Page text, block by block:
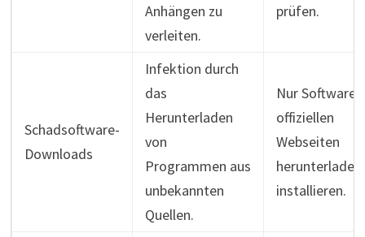
Anhängen zu
verleiten.
prüfen.
Schadsoftware-
Downloads
Infektion durch
das
Herunterladen
von
Programmen aus
unbekannten
Quellen.
Nur Software
offiziellen
Webseiten
herunterladen
installieren.